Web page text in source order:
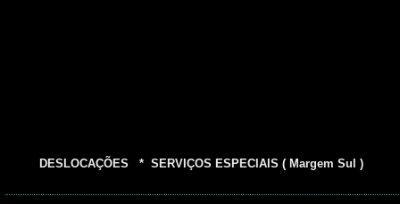
DESLOCAÇÕES * SERVIÇOS ESPECIAIS ( Margem Sul )